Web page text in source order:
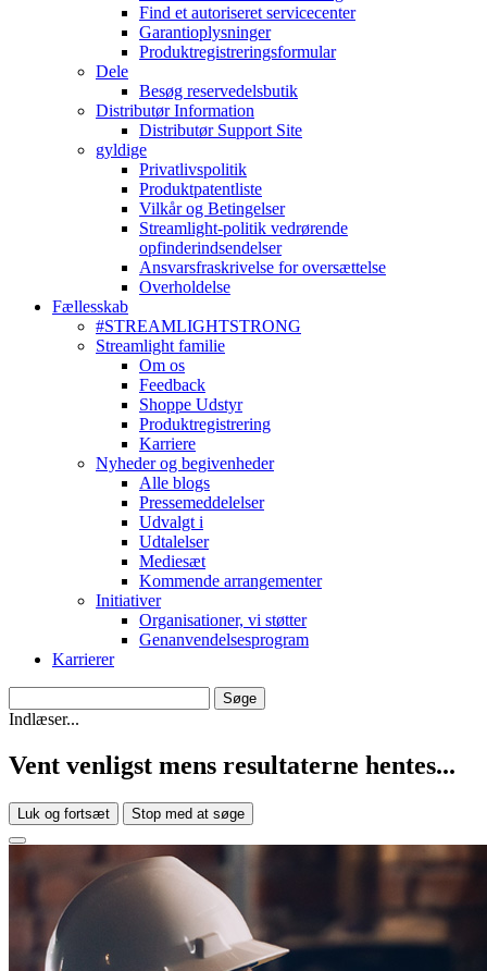
Find et autoriseret servicecenter
Garantioplysninger
Produktregistreringsformular
Dele
Besøg reservedelsbutik
Distributør Information
Distributør Support Site
gyldige
Privatlivspolitik
Produktpatentliste
Vilkår og Betingelser
Streamlight-politik vedrørende
opfinderindsendelser
Ansvarsfraskrivelse for oversættelse
Overholdelse
Fællesskab
#STREAMLIGHTSTRONG
Streamlight familie
Om os
Feedback
Shoppe Udstyr
Produktregistrering
Karriere
Nyheder og begivenheder
Alle blogs
Pressemeddelelser
Udvalgt i
Udtalelser
Mediesæt
Kommende arrangementer
Initiativer
Organisationer, vi støtter
Genanvendelsesprogram
Karrierer
Indlæser...
Vent venligst mens resultaterne hentes...
Luk og fortsæt Stop med at søge